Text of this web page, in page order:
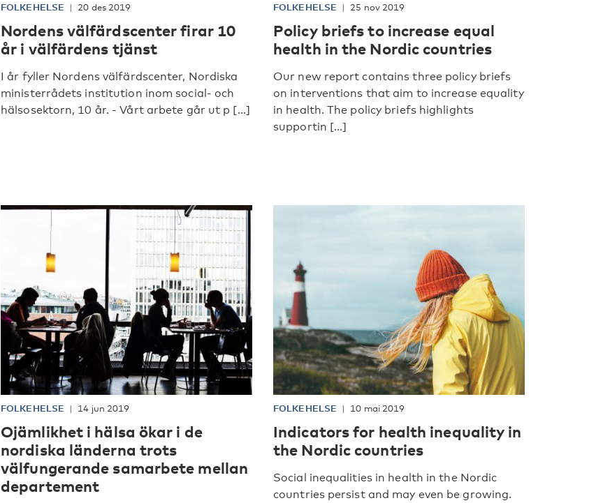
FOLKEHELSE 20 des 2019
Nordens välfärdscenter firar 10
år i välfärdens tjänst
I år fyller Nordens välfärdscenter, Nordiska
ministerrådets institution inom social- och
hälsosektorn, 10 år. - Vårt arbete går ut p [...]
FOLKEHELSE 25 nov 2019
Policy briefs to increase equal
health in the Nordic countries
Our new report contains three policy briefs
on interventions that aim to increase equality
in health. The policy briefs highlights
supportin [...]
FOLKEHELSE 14 jun 2019
Ojämlikhet i hälsa ökar i de
nordiska länderna trots
välfungerande samarbete mellan
departement
FOLKEHELSE 10 mai 2019
Indicators for health inequality in
the Nordic countries
Social inequalities in health in the Nordic
countries persist and may even be growing.